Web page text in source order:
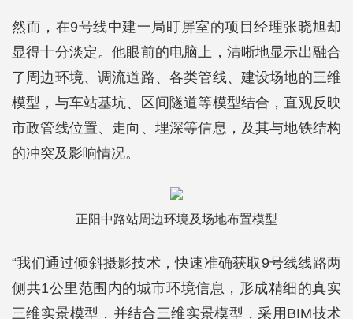
然而，在9号线中建一局盯屏室的项目经理张晓旭却
显得十分淡定。他眼前的电脑上，清晰地显示出融合
了周边环境、调流道路、各类管线、建设场地的三维
模型，与车站基坑、区间隧道等模型结合，直观反映
市政管线位置、走向、埋深等信息，及其与地铁结构
的冲突及影响情况。
正阳中路站周边环境及场地布置模型
“我们通过倾斜摄影技术，快速准确获取9号线线路两
侧共1公里范围内的城市环境信息，形成精细的真实
三维实景模型，并结合三维实景模型，采用BIM技术